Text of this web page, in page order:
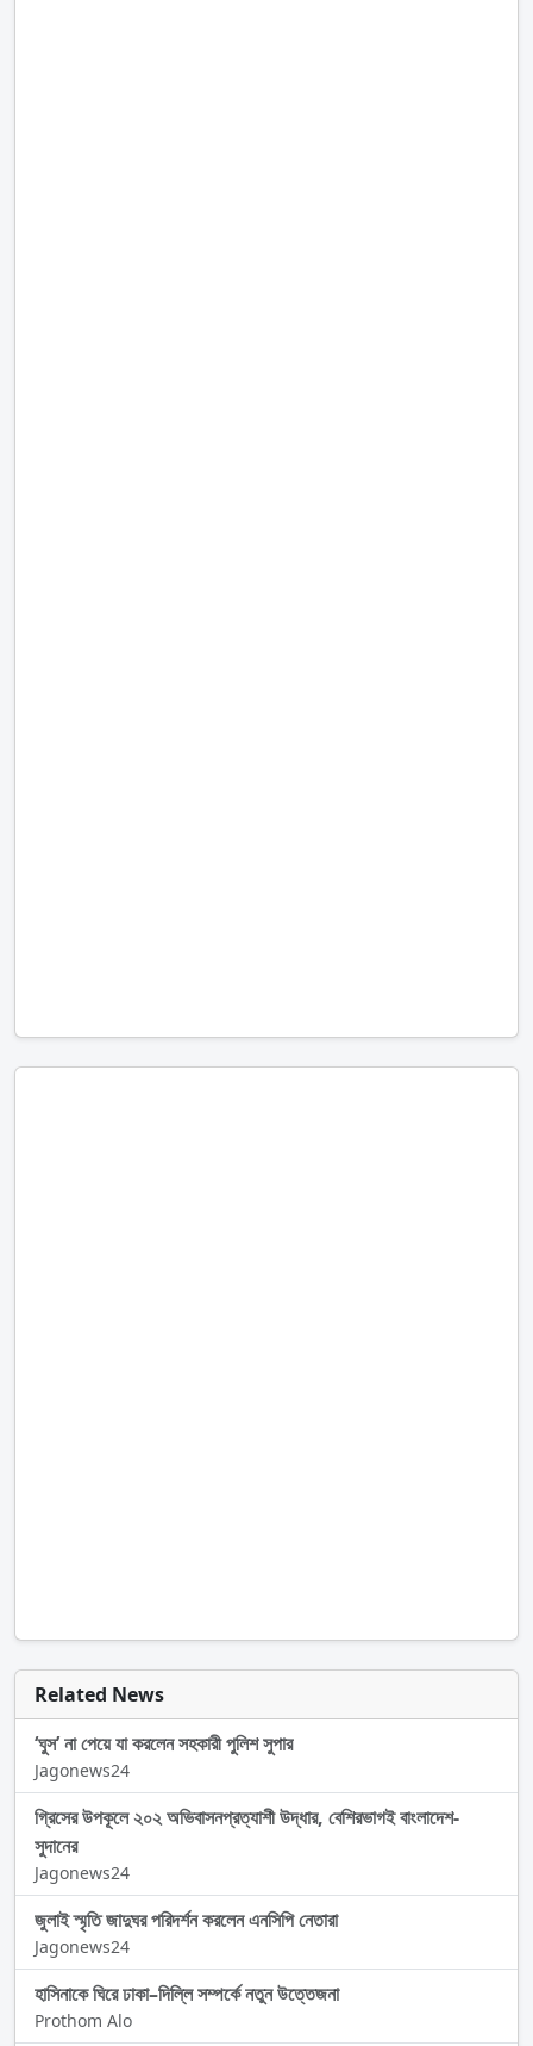
Related News
‘ঘুস’ না পেয়ে যা করলেন সহকারী পুলিশ সুপার
Jagonews24
গ্রিসের উপকূলে ২০২ অভিবাসনপ্রত্যাশী উদ্ধার, বেশিরভাগই বাংলাদেশ-
সুদানের
Jagonews24
জুলাই স্মৃতি জাদুঘর পরিদর্শন করলেন এনসিপি নেতারা
Jagonews24
হাসিনাকে ঘিরে ঢাকা–দিল্লি সম্পর্কে নতুন উত্তেজনা
Prothom Alo